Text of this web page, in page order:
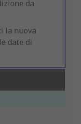
da
la nuova
date di